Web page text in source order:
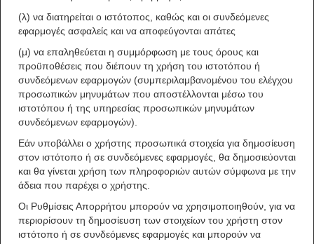
(λ) να διατηρείται ο ιστότοπος, καθώς και οι συνδεόμενες
εφαρμογές ασφαλείς και να αποφεύγονται απάτες
(μ) να επαληθεύεται η συμμόρφωση με τους όρους και
προϋποθέσεις που διέπουν τη χρήση του ιστοτόπου ή
συνδεόμενων εφαρμογών (συμπεριλαμβανομένου του ελέγχου
προσωπικών μηνυμάτων που αποστέλλονται μέσω του
ιστοτόπου ή της υπηρεσίας προσωπικών μηνυμάτων
συνδεόμενων εφαρμογών).
Εάν υποβάλλει ο χρήστης προσωπικά στοιχεία για δημοσίευση
στον ιστότοπο ή σε συνδεόμενες εφαρμογές, θα δημοσιεύονται
και θα γίνεται χρήση των πληροφοριών αυτών σύμφωνα με την
άδεια που παρέχει ο χρήστης.
Οι Ρυθμίσεις Απορρήτου μπορούν να χρησιμοποιηθούν, για να
περιορίσουν τη δημοσίευση των στοιχείων του χρήστη στον
ιστότοπο ή σε συνδεόμενες εφαρμογές και μπορούν να